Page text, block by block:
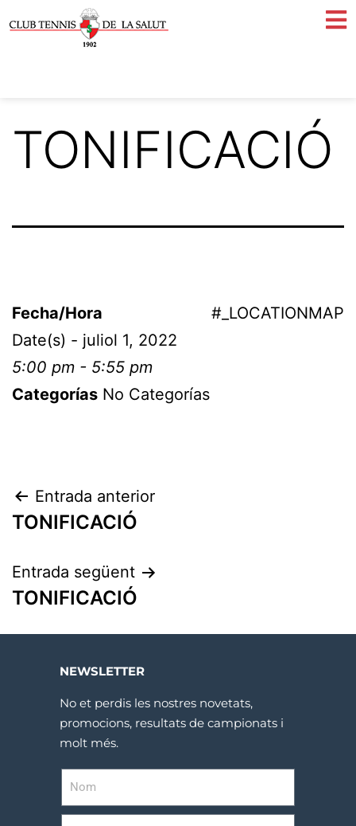
TONIFICACIÓ
#_LOCATIONMAP
Fecha/Hora
Date(s) - juliol 1, 2022
5:00 pm - 5:55 pm
Categorías No Categorías
Entrada anterior
TONIFICACIÓ
Entrada següent
TONIFICACIÓ
NEWSLETTER
No et perdis les nostres novetats,
promocions, resultats de campionats i
molt més.